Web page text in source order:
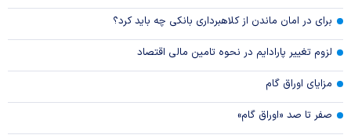
برای در امان ماندن از کلاهبرداری بانکی چه باید کرد؟
لزوم تغییر پارادایم در نحوه تامین مالی اقتصاد
مزایای اوراق گام
صفر تا صد «اوراق گام»